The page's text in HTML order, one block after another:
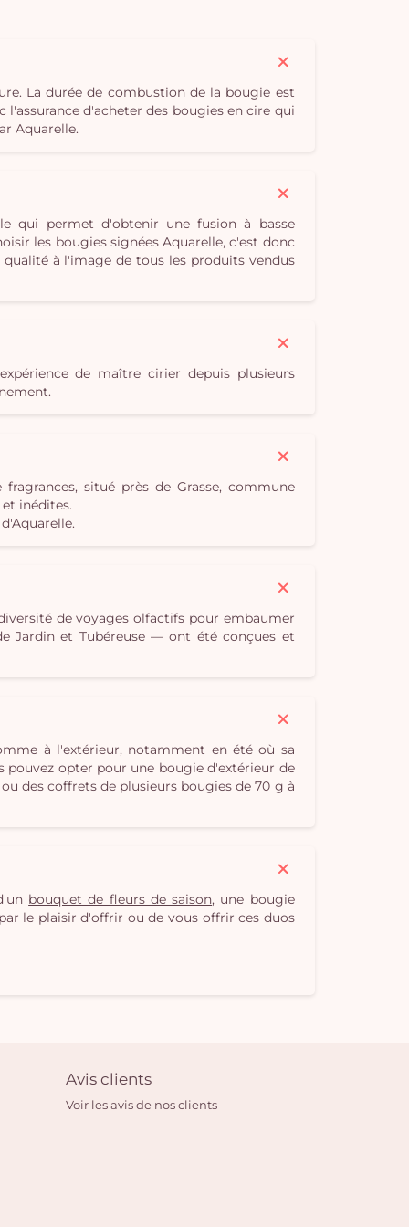
La durée de combustion de la bougie est
d'acheter des bougies en cire qui
Aquarelle.
qui permet d'obtenir une fusion à basse
les bougies signées Aquarelle, c'est donc
à l'image de tous les produits vendus
de maître cirier depuis plusieurs
situé près de Grasse, commune
inédites.
de voyages olfactifs pour embaumer
Jardin et Tubéreuse — ont été conçues et
à l'extérieur, notamment en été où sa
opter pour une bougie d'extérieur de
des coffrets de plusieurs bougies de 70 g à
bouquet de fleurs de saison, une bougie
le plaisir d'offrir ou de vous offrir ces duos
Avis clients
Voir les avis de nos clients